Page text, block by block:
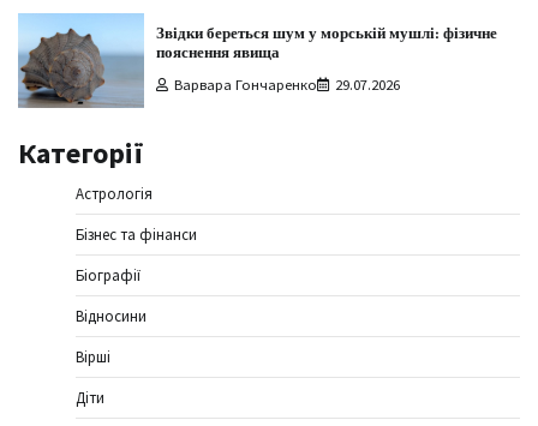
Звідки береться шум у морській мушлі: фізичне
пояснення явища
Варвара Гончаренко 29.07.2026
Категорії
Астрологія
Бізнес та фінанси
Біографії
Відносини
Вірші
Діти